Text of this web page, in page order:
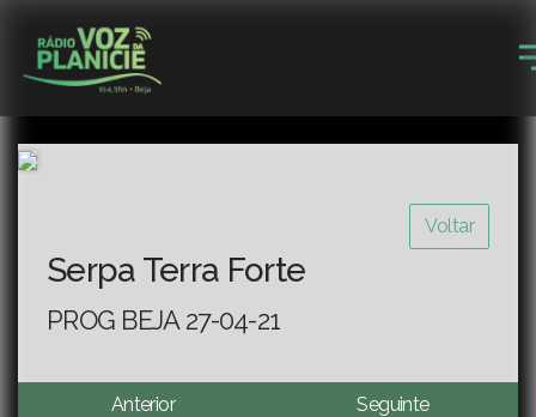
Voltar
Serpa Terra Forte
PROG BEJA 27-04-21
Anterior Seguinte